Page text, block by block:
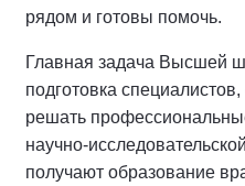
рядом и готовы помочь.
Главная задача Высшей
подготовка
решать
научно-
получают образование